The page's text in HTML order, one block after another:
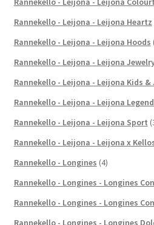
Rannekello - Leijona - Leijona Heartz
Rannekello - Leijona - Leijona Hoods
Rannekello - Leijona - Leijona
Rannekello - Leijona - Leijona Kids &
Rannekello - Leijona - Leijona
Rannekello - Leijona - Leijona Sport
Rannekello - Leijona - Leijona x
Rannekello - Longines (4)
Rannekello - Longines - Longines
Rannekello - Longines - Longines
Rannekello - Longines - Longines